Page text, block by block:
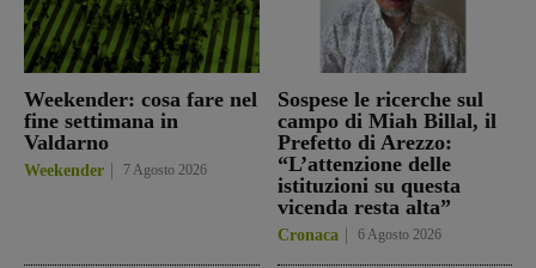
Weekender: cosa fare nel
fine settimana in
Valdarno
Weekender 7 Agosto 2026
Sospese le ricerche sul
campo di Miah Billal, il
Prefetto di Arezzo:
“L’attenzione delle
istituzioni su questa
vicenda resta alta”
Cronaca 6 Agosto 2026